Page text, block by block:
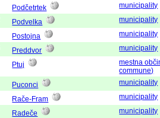
Podčetrtek municipality
Podvelka municipality
Postojna municipality
Preddvor municipality
Ptuj
mestna
commune)
Puconci municipality
Rače-Fram municipality
Radeče municipality